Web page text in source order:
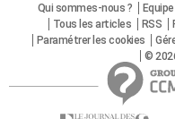
Qui sommes-nous ? Equipe
Tous les articles
RSS
Paramétrer les cookies
©